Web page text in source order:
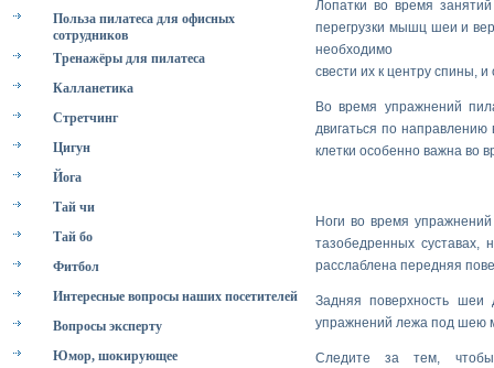
Польза пилатеса для офисных
сотрудников
Тренажёры для пилатеса
Калланетика
Стретчинг
Цигун
Йога
Тай чи
Тай бо
Фитбол
Интересные вопросы наших посетителей
Вопросы эксперту
Юмор, шокирующее
Лопатки во время
перегрузки мышц шеи и
необходимо
свести их к центру спины, и
Во время упражнений
двигаться по
клетки особенно важна во
Ноги во время
тазобедренных
расслаблена передняя
Задняя поверхность
упражнений лежа под шею
Следите за тем,